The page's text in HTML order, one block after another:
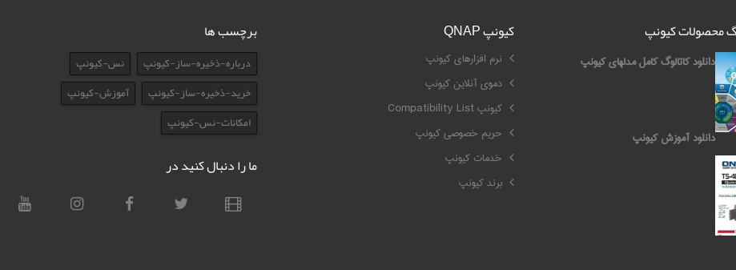
محصولات کیونپ
دانلود کاتالوگ کامل مدلهای کیونپ
دانلود آموزش کیونپ
کیونپ QNAP
نرم افزارهای کیونپ
دموی آنلاین کیونپ
کیونپ Compatibility List
حریم خصوصی کیونپ
خدمات کیونپ
برند کیونپ
برچسب ها
درباره-ذخیره-ساز-کیونپ
نس-کیونپ
خرید-ذخیره-ساز-کیونپ
آموزش-کیونپ
امکانات-نس-کیونپ
ما را دنبال کنید در